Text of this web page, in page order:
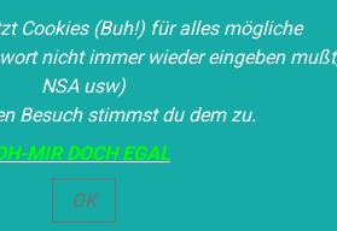
Cookies (Buh!) für alles mögliche
nicht immer wieder eingeben
NSA usw)
Besuch stimmst du dem zu.
MIR DOCH EGAL
OK